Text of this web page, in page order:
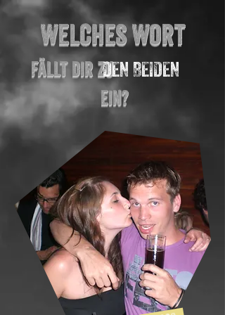
Welches Wort
Fällt dir zu
ein?
DEN BEIDEN